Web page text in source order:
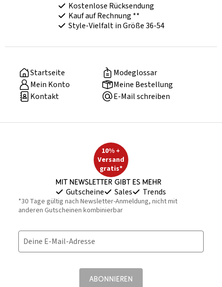
Kostenlose Rücksendung
Kauf auf Rechnung **
Style-Vielfalt in Größe 36-54
Startseite
Modeglossar
Mein Konto
Meine Bestellung
Kontakt
E-Mail schreiben
10% +
Versand
gratis*
Mit Newsletter gibt es mehr
Gutscheine Sales Trends
*30 Tage gültig nach Newsletter-Anmeldung, nicht mit
anderen Gutscheinen kombinierbar
Deine E-Mail-Adresse
ABONNIEREN